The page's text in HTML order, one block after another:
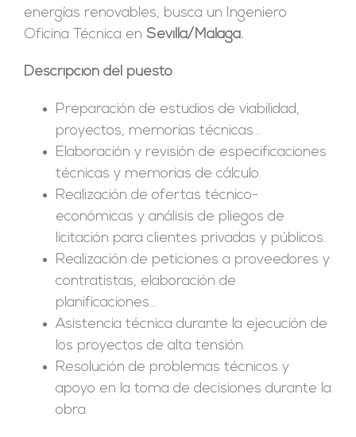
energías renovables, busca un Ingeniero
Oficina Técnica en Sevilla/Málaga.
Descripción del puesto
Preparación de estudios de viabilidad,
proyectos, memorias técnicas…
Elaboración y revisión de especificaciones
técnicas y memorias de cálculo.
Realización de ofertas técnico-
económicas y análisis de pliegos de
licitación para clientes privadas y públicos.
Realización de peticiones a proveedores y
contratistas, elaboración de
planificaciones…
Asistencia técnica durante la ejecución de
los proyectos de alta tensión.
Resolución de problemas técnicos y
apoyo en la toma de decisiones durante la
obra.